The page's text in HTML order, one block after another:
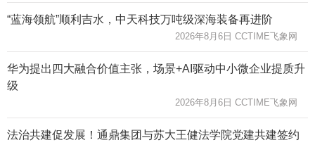
“蓝海领航”顺利吉水，中天科技万吨级深海装备再进阶
2026年8月6日 CCTIME飞象网
华为提出四大融合价值主张，场景+AI驱动中小微企业提质升
级
2026年8月6日 CCTIME飞象网
法治共建促发展！通鼎集团与苏大王健法学院党建共建签约